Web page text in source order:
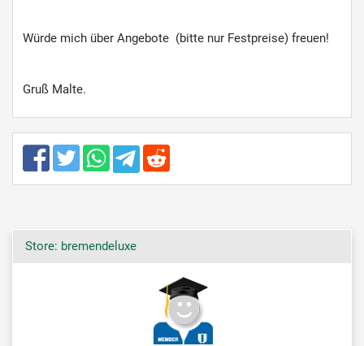
Würde mich über Angebote (bitte nur Festpreise) freuen!
Gruß Malte.
Store: bremendeluxe